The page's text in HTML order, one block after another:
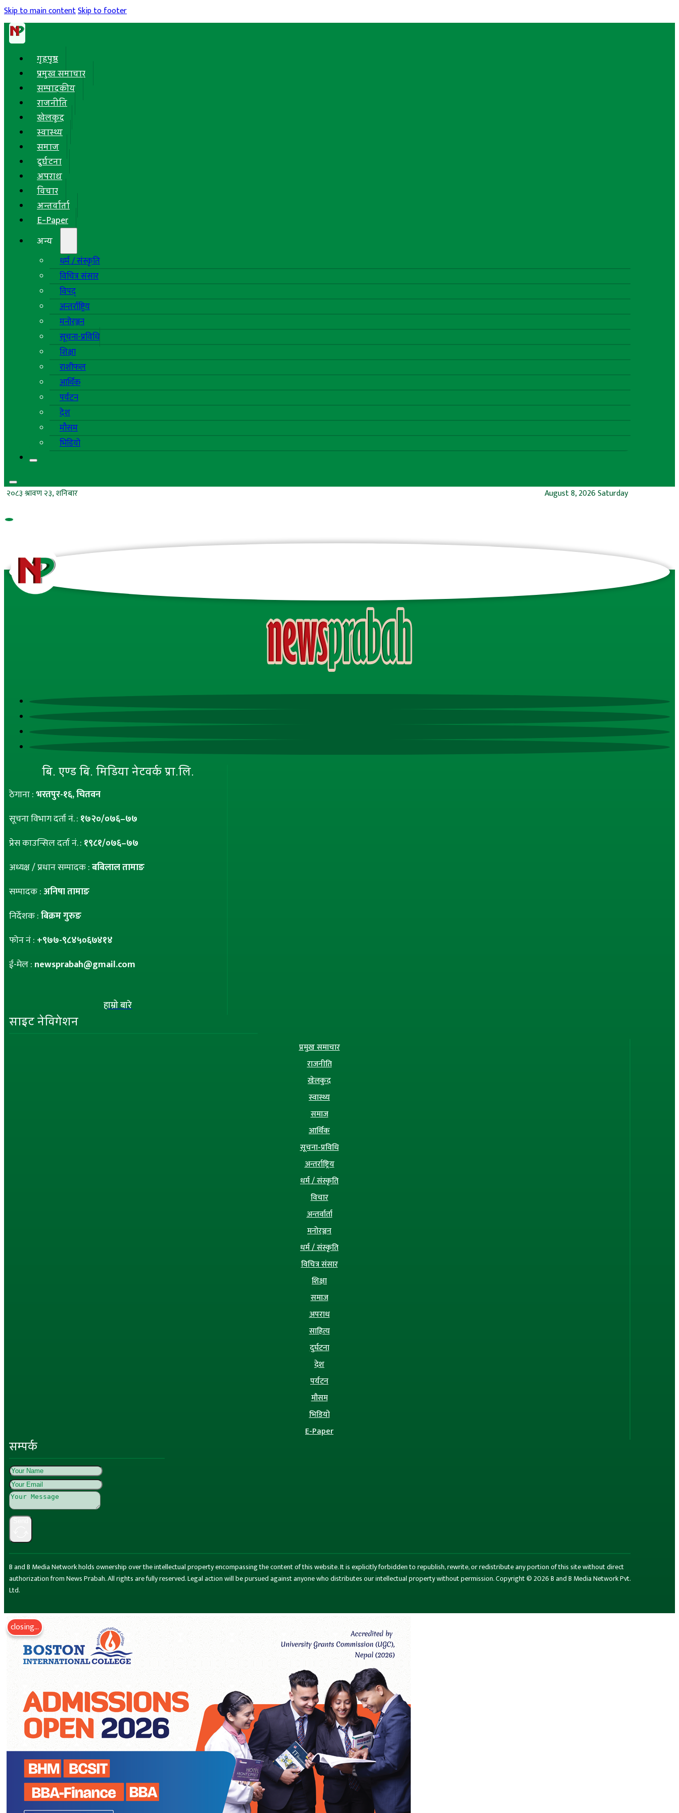
Skip to main contentSkip to footer
गृहपृष्ठ
प्रमुख समाचार
सम्पादकीय
राजनीति
खेलकुद
स्वास्थ्य
समाज
दुर्घटना
अपराध
विचार
अन्तर्वार्ता
E-Paper
अन्य
धर्म / संस्कृति
विचित्र संसार
विपद्
अन्तर्राष्ट्रिय
मनोरञ्जन
सूचना-प्रविधि
शिक्षा
राशीफल
आर्थिक
पर्यटन
देश
मौसम
भिडियो
२०८३ श्रावण २३, शनिबार August 8, 2026 Saturday
बि. एण्ड बि. मिडिया नेटवर्क प्रा.लि.
ठेगाना :भरतपुर-१६, चितवन
सूचना विभाग दर्ता नं. : १७२०/०७६–७७
प्रेस काउन्सिल दर्ता नं. : १९८१/०७६–७७
अध्यक्ष / प्रधान सम्पादक :बबिलाल तामाङ
सम्पादक :अनिषा तामाङ
निर्देशक :बिक्रम गुरुङ
फोन नं : +९७७-९८४५०६७४१४
ई-मेल : newsprabah@gmail.com
हाम्रो बारे
साइट नेविगेशन
प्रमुख समाचार
राजनीति
खेलकुद
स्वास्थ्य
समाज
आर्थिक
सूचना-प्रविधि
अन्तर्राष्ट्रिय
धर्म / संस्कृति
विचार
अन्तर्वार्ता
मनोरञ्जन
धर्म / संस्कृति
विचित्र संसार
शिक्षा
समाज
अपराध
साहित्य
दुर्घटना
देश
पर्यटन
मौसम
भिडियो
E-Paper
सम्पर्क
B and B Media Network holds ownership over the intellectual property encompassing the content of this website. It is explicitly forbidden to republish, rewrite, or redistribute any portion of this site without direct
authorization from News Prabah. All rights are fully reserved. Legal action will be pursued against anyone who distributes our intellectual property without permission. Copyright © 2026 B and B Media Network Pvt.
Ltd.
closing...